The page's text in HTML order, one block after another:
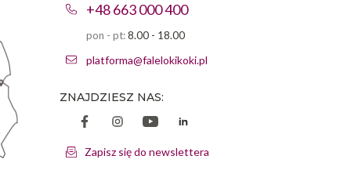
+48 663 000 400
pon - pt:8.00 - 18.00
platforma@falelokikoki.pl
ZNAJDZIESZ NAS:
Zapisz się do newslettera